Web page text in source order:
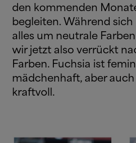
den kommenden
begleiten. Während sich
alles um neutrale
wir jetzt also verrückt
Farben. Fuchsia ist
mädchenhaft, aber
kraftvoll.